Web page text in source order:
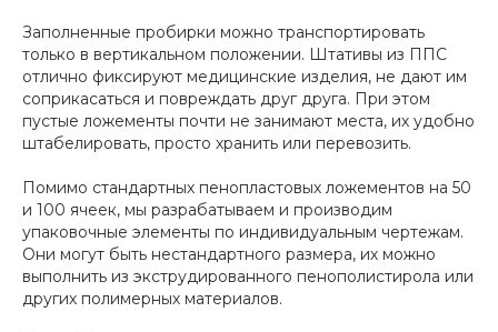
Заполненные пробирки можно транспортировать
только в вертикальном положении. Штативы из ППС
отлично фиксируют медицинские изделия, не дают им
соприкасаться и повреждать друг друга. При этом
пустые ложементы почти не занимают места, их удобно
штабелировать, просто хранить или перевозить.
Помимо стандартных пенопластовых ложементов на 50
и 100 ячеек, мы разрабатываем и производим
упаковочные элементы по индивидуальным чертежам.
Они могут быть нестандартного размера, их можно
выполнить из экструдированного пенополистирола или
других полимерных материалов.